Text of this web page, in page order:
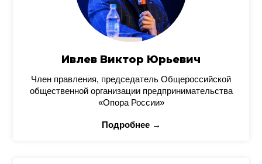
Ивлев Виктор Юрьевич
Член правления, председатель Общероссийской
общественной организации предпринимательства
«Опора России»
Подробнее →